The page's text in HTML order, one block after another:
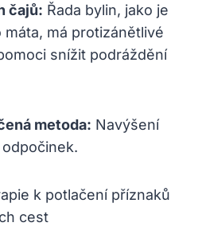
čajů: Řada bylin, jako je
má⁣ protizánětlivé‌
snížit podráždění
metoda: Navýšení